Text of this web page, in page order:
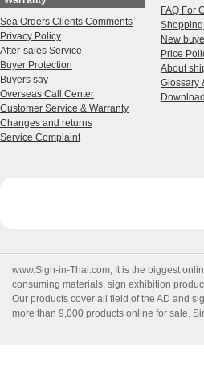
Sea Orders Clients Comments
Privacy Policy
After-sales Service
Buyer Protection
Buyers say
Overseas Call Center
Customer Service & Warranty
Changes and returns
Service Complaint
FAQ For
New
Price
About
Glossary
www.Sign-in-Thai.com, It is the biggest
consuming materials, sign exhibition
Our products cover all field of the AD and
more than 9,000 products online for sale.